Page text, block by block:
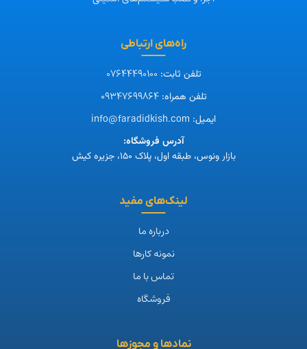
راه‌های ارتباطی
تلفن ثابت: 07644490100
تلفن همراه:09347699864
ایمیل: info@faradidkish.com
آدرس فروشگاه:
بازار ونوس، طبقه اول، پلاک ۱۵۰، جزیره کیش
لینک‌های مفید
درباره ما
نمونه کارها
تماس با ما
فروشگاه
نمادها و مجوزها